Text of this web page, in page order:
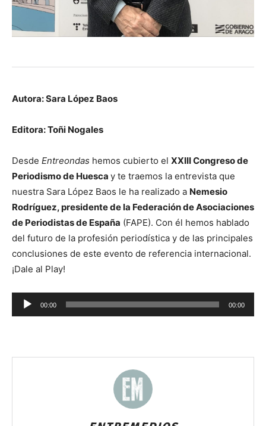
Autora: Sara López Baos
Editora: Toñi Nogales
Desde Entreondas hemos cubierto el XXIII Congreso de
Periodismo de Huesca y te traemos la entrevista que
nuestra Sara López Baos le ha realizado a Nemesio
Rodríguez, presidente de la Federación de Asociaciones
de Periodistas de España (FAPE). Con él hemos hablado
del futuro de la profesión periodística y de las principales
conclusiones de este evento de referencia internacional.
¡Dale al Play!
Reproductor
de
00:00 00:00